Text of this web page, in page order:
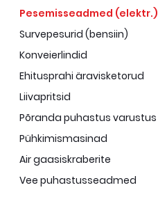
Pesemisseadmed (elektr.)
Survepesurid (bensiin)
Konveierlindid
Ehitusprahi äravisketorud
Liivapritsid
Põranda puhastus varustus
Pühkimismasinad
Air gaasiskraberite
Vee puhastusseadmed